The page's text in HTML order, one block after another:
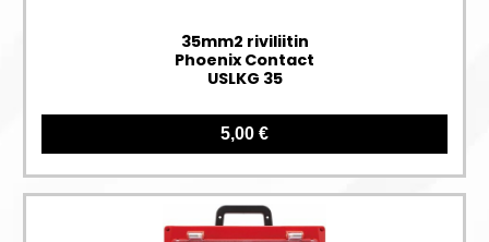
35mm2 riviliitin
Phoenix Contact
USLKG 35
5,00 €